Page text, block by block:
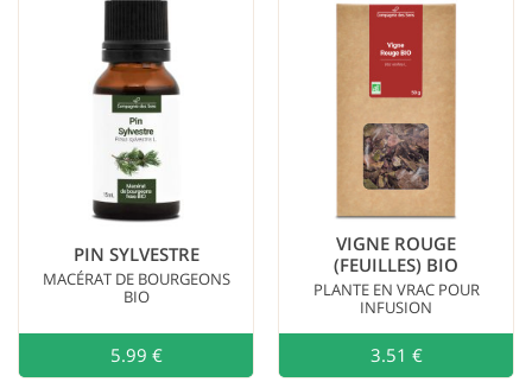
PIN SYLVESTRE
MACÉRAT DE BOURGEONS
BIO
5.99 € Ajouter au
VIGNE ROUGE
(FEUILLES) BIO
PLANTE EN VRAC POUR
INFUSION
3.51 €